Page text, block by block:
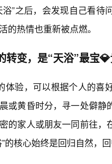
浴”之后，会发现自己看
的热情也重新被点燃。
转变，是“天浴”最宝
体验，可以根据个人的
或黄昏时分，寻一处僻
的家人或朋友一同前往
”的核心始终是回归自然，